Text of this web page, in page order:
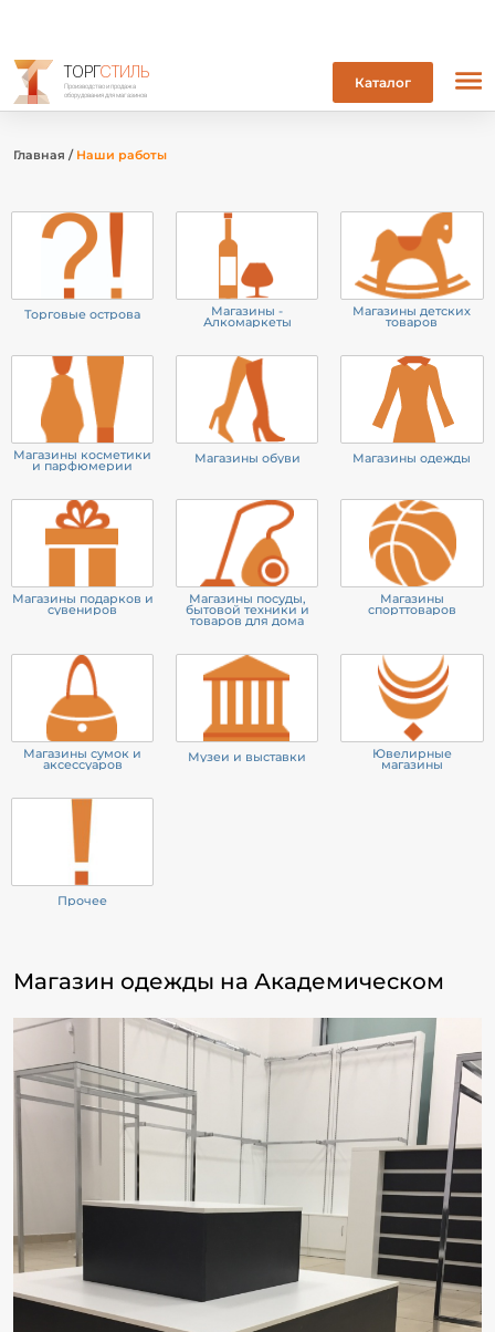
ТОРГСТИЛЬ
Производство и продажа
оборудования для магазинов
Каталог
Главная / Наши работы
Торговые острова Магазины -
Алкомаркеты
Магазины детских
товаров
Магазины косметики
и парфюмерии Магазины обуви Магазины одежды
Магазины подарков и
сувениров
Магазины посуды,
бытовой техники и
товаров для дома
Магазины
спорттоваров
Магазины сумок и
аксессуаров Музеи и выставки Ювелирные
магазины
Прочее
Магазин одежды на Академическом